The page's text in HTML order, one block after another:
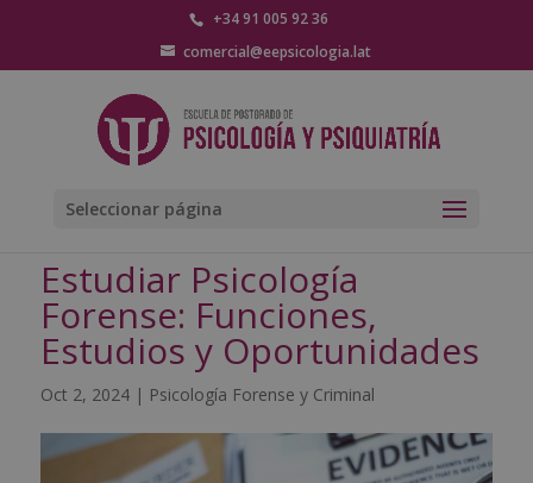
+34 91 005 92 36
comercial@eepsicologia.lat
Seleccionar página
Estudiar Psicología
Forense: Funciones,
Estudios y Oportunidades
Oct 2, 2024| Psicología Forense y Criminal